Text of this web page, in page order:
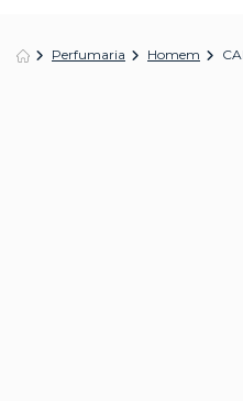
Perfumaria Homem